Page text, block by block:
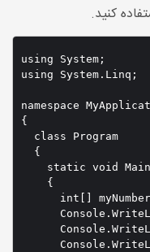
using System;
using System.Linq;
namespace
{
  class Program
  {
static void
    {
int[]